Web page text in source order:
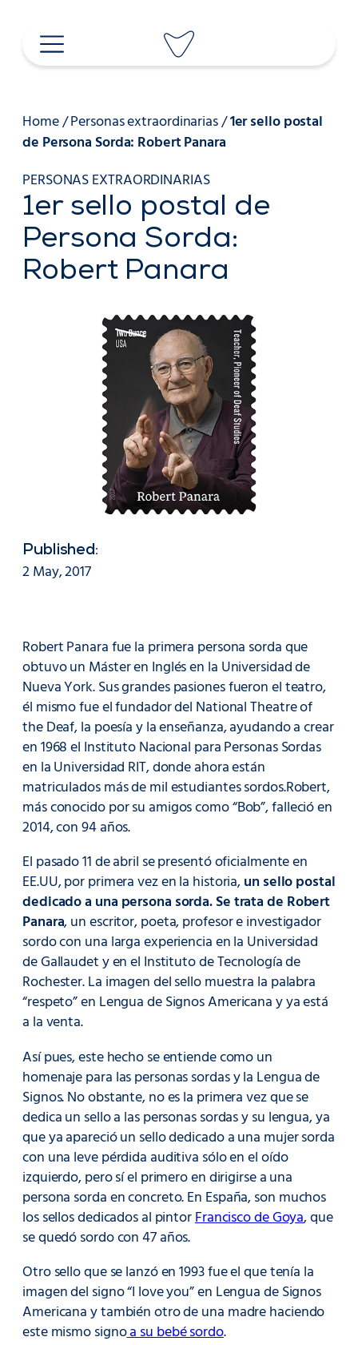
contenido
Home/Personas extraordinarias/1er sello postal
de Persona Sorda: Robert Panara
PERSONAS EXTRAORDINARIAS
1er sello postal de
Persona Sorda:
Robert Panara
Published:
2 May, 2017
Robert Panara fue la primera persona sorda que
obtuvo un Máster en Inglés en la Universidad de
Nueva York. Sus grandes pasiones fueron el teatro,
él mismo fue el fundador del National Theatre of
the Deaf, la poesía y la enseñanza, ayudando a crear
en 1968 el Instituto Nacional para Personas Sordas
en la Universidad RIT, donde ahora están
matriculados más de mil estudiantes sordos.Robert,
más conocido por su amigos como “Bob”, falleció en
2014, con 94 años.
El pasado 11 de abril se presentó oficialmente en
EE.UU, por primera vez en la historia,un sello postal
dedicado a una persona sorda. Se trata de Robert
Panara, un escritor, poeta, profesor e investigador
sordo con una larga experiencia en la Universidad
de Gallaudet y en el Instituto de Tecnología de
Rochester. La imagen del sello muestra la palabra
“respeto” en Lengua de Signos Americana y ya está
a la venta.
Así pues, este hecho se entiende como un
homenaje para las personas sordas y la Lengua de
Signos. No obstante, no es la primera vez que se
dedica un sello a las personas sordas y su lengua, ya
que ya apareció un sello dedicado a una mujer sorda
con una leve pérdida auditiva sólo en el oído
izquierdo, pero sí el primero en dirigirse a una
persona sorda en concreto. En España, son muchos
los sellos dedicados al pintorFrancisco de Goya, que
se quedó sordo con 47 años.
Otro sello que se lanzó en 1993 fue el que tenía la
imagen del signo “I love you” en Lengua de Signos
Americana y también otro de una madre haciendo
este mismo signoa su bebé sordo.